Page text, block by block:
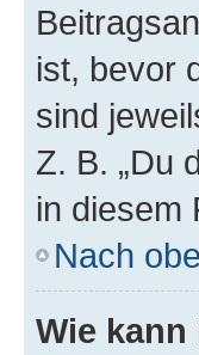
ist, bevor
sind
Z. B. „Du
in diesem
Nach
Wie